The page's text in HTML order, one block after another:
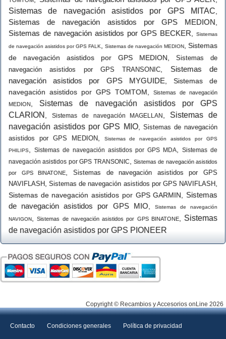
Sistemas de navegación asistidos por GPS MITAC
Sistemas de navegación asistidos por GPS MEDION
Sistemas de navegación asistidos por GPS BECKER Sistemas
de navegación asistidos por GPS FALK Sistemas de navegación MEDION
Sistemas
de navegación asistidos por GPS MEDION
Sistemas de
navegación asistidos por GPS TRANSONIC
Sistemas de
navegación asistidos por GPS MYGUIDE
Sistemas de
navegación asistidos por GPS TOMTOM
Sistemas de navegación
MEDION
,Sistemas de navegación asistidos por GPS
CLARION
Sistemas de navegación MAGELLAN ,Sistemas de
navegación asistidos por GPS MIO, Sistemas de navegación
asistidos por GPS MEDION, Sistemas de navegación asistidos por GPS
PHILIPS Sistemas de navegación asistidos por GPS MDA
Sistemas de
navegación asistidos por GPS TRANSONIC
Sistemas de navegación asistidos
por GPS BINATONE
Sistemas de navegación asistidos por GPS
NAVIFLASH
,Sistemas de navegación asistidos por GPS NAVIFLASH
Sistemas de navegación asistidos por GPS GARMIN
Sistemas
de navegación asistidos por GPS MIO
Sistemas de navegación
NAVIGON ,Sistemas de navegación asistidos por GPS BINATONE, Sistemas
de navegación asistidos por GPS PIONEER
Copyright © Recambios y Accesorios onLine 2026
Contacto Condiciones generales Política de privacidad